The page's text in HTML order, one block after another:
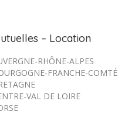
– Location
RHÔNE-ALPES
FRANCHE-COMTÉ
VAL DE LOIRE